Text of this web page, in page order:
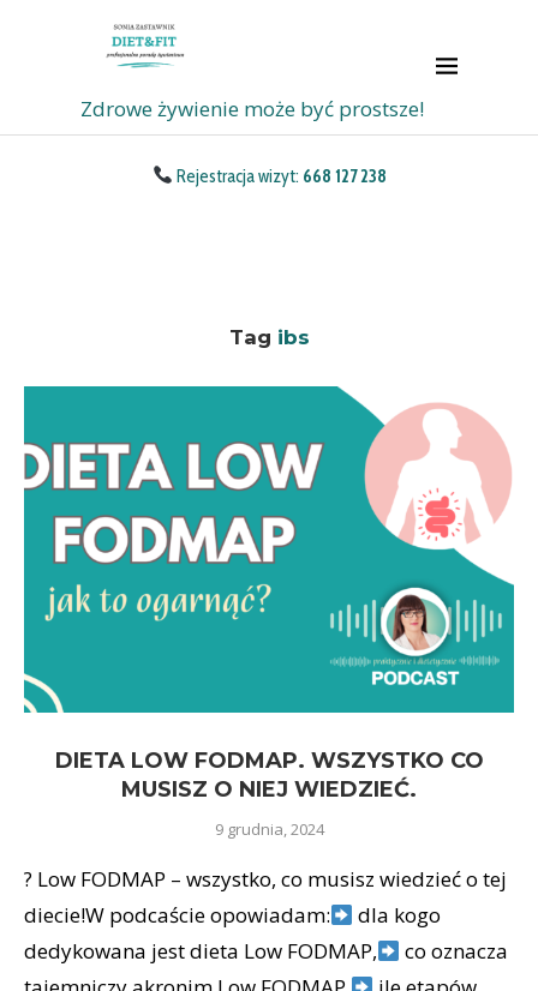
Zdrowe żywienie może być prostsze!
Rejestracja wizyt: 668 127 238
Tag ibs
DIETA LOW FODMAP. WSZYSTKO CO
MUSISZ O NIEJ WIEDZIEĆ.
9 grudnia, 2024
? Low FODMAP – wszystko, co musisz wiedzieć o tej
diecie!W podcaście opowiadam:
dla kogo
dedykowana jest dieta Low FODMAP,
co oznacza